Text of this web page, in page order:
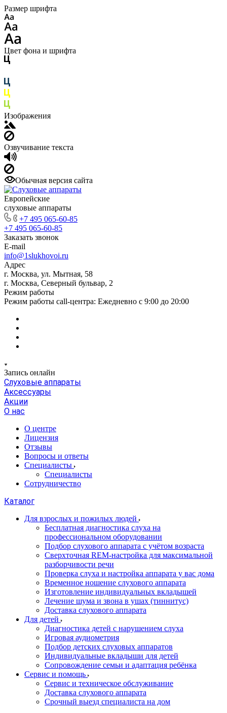
Размер шрифта
Цвет фона и шрифта
Изображения
Озвучивание текста
Обычная версия сайта
Европейские
слуховые аппараты
+7 495 065-60-85
+7 495 065-60-85
Заказать звонок
E-mail
info@1slukhovoi.ru
Адрес
г. Москва, ул. Мытная, 58
г. Москва, Северный бульвар, 2
Режим работы
Режим работы call-центра: Ежедневно с 9:00 до 20:00
Запись онлайн
Слуховые аппараты
Аксессуары
Акции
О нас
О центре
Лицензия
Отзывы
Вопросы и ответы
Специалисты
Специалисты
Сотрудничество
Каталог
Для взрослых и пожилых людей
Бесплатная диагностика слуха на
профессиональном оборудовании
Подбор слухового аппарата с учётом возраста
Сверхточная REM-настройка для максимальной
разборчивости речи
Проверка слуха и настройка аппарата у вас дома
Временное ношение слухового аппарата
Изготовление индивидуальных вкладышей
Лечение шума и звона в ушах (тиннитус)
Доставка слухового аппарата
Для детей
Диагностика детей с нарушением слуха
Игровая аудиометрия
Подбор детских слуховых аппаратов
Индивидуальные вкладыши для детей
Сопровождение семьи и адаптация ребёнка
Сервис и помощь
Сервис и техническое обслуживание
Доставка слухового аппарата
Срочный выезд специалиста на дом